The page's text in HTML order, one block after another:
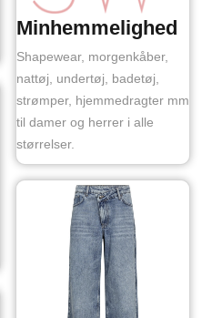
Minhemmelighed
Shapewear, morgenkåber,
nattøj, undertøj, badetøj,
strømper, hjemmedragter mm
til damer og herrer i alle
størrelser.